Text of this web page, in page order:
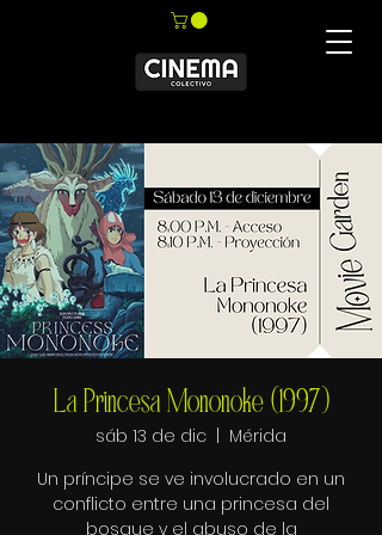
La Princesa Mononoke (1997)
sáb 13 de dic
Mérida
Un príncipe se ve involucrado en un
conflicto entre una princesa del
bosque y el abuso de la